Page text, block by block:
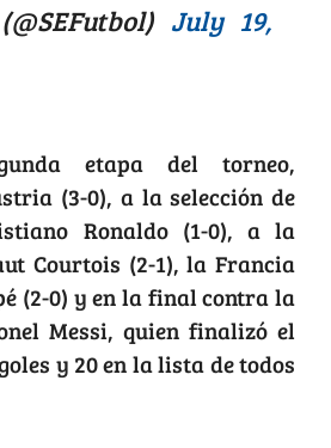
July 19,
etapa del torneo,
(3-0), a la selección de
Ronaldo (1-0), a la
Courtois (2-1), la Francia
(2-0) y en la final contra la
Messi, quien finalizó el
y 20 en la lista de todos